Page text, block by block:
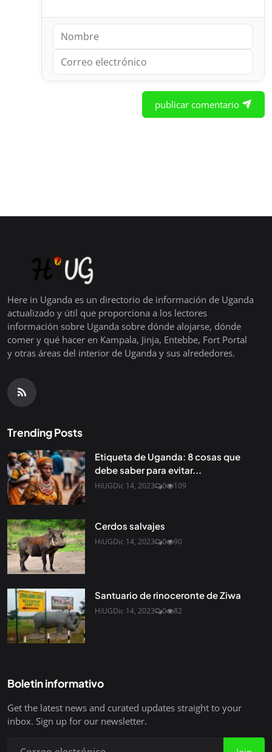
publicar comentario
Here in Uganda es un directorio de información de Uganda
actualizado y útil que proporciona a los lectores
información sobre Uganda sobre dónde alojarse, dónde
comer y qué hacer en Kampala, Jinja, Entebbe, Fort Portal
y otras áreas del interior de Uganda y sus alrededores.
Trending Posts
Etiqueta de Uganda: 8 cosas que
debe saber para evitar...
HiUGDic 14, 2023 0 109
Cerdos salvajes
HiUGDic 14, 2023 0 90
Santuario de rinoceronte de Ziwa
HiUGDic 14, 2023 0 82
Boletin informativo
Get the latest news and curated updates straight to your
inbox. Sign up for our newsletter.